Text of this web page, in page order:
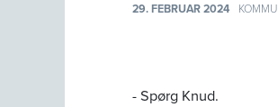
29. FEBRUAR 2024
- Spørg Knud.